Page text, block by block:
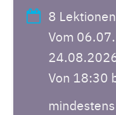
8
Vom
Von 18:30